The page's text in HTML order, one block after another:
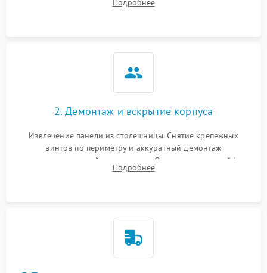
клиента о симптомах (не включается, не видит посуду,
Подробнее
2. Демонтаж и вскрытие корпуса
Извлечение панели из столешницы. Снятие крепежных
винтов по периметру и аккуратный демонтаж
стеклокерамической поверхности. Отсоединение шлейфов
сенсорного блока для доступа к силовым платам, катушкам
Подробнее